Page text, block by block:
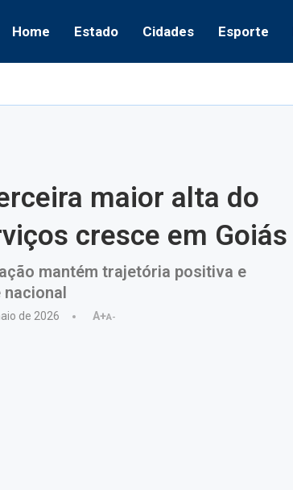
Home Estado Cidades Esporte
Caminhos...
maior alta do
cresce em Goiás
mantém trajetória positiva e
de 2026 A+A-